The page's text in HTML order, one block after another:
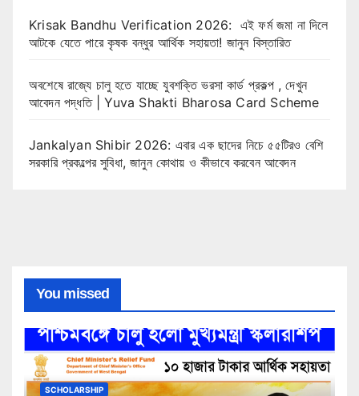
Krisak Bandhu Verification 2026: এই ফর্ম জমা না দিলে
আটকে যেতে পারে কৃষক বন্ধুর আর্থিক সহায়তা! জানুন বিস্তারিত
অবশেষে রাজ্যে চালু হতে যাচ্ছে যুবশক্তি ভরসা কার্ড প্রকল্প , দেখুন
আবেদন পদ্ধতি | Yuva Shakti Bharosa Card Scheme
Jankalyan Shibir 2026: এবার এক ছাদের নিচে ৫৫টিরও বেশি
সরকারি প্রকল্পের সুবিধা, জানুন কোথায় ও কীভাবে করবেন আবেদন
You missed
SCHOLARSHIP